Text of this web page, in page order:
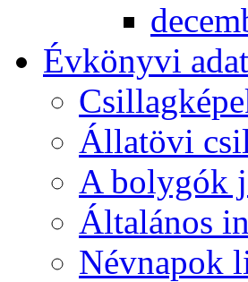
Év­köny­vi
Ál­lat­övi
A boly­gók
Ál­ta­lá­nos
Név­na­pok